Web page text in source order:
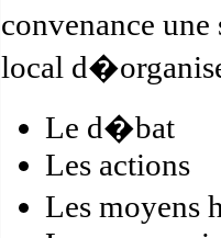
convenance
local
Le d�bat
Les actions
Les moyens